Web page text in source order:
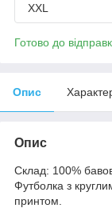
XXL
Готово до
Опис
Опис
Склад: 100%
Футболка з
принтом.